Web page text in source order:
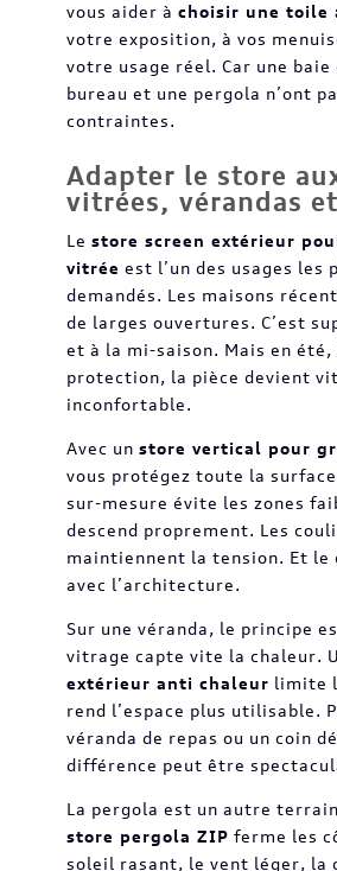
vous aider à choisir une toile
votre exposition, à vos
votre usage réel. Car une baie
bureau et une pergola n’ont
contraintes.
Adapter le store
vitrées, vérandas
Le store screen extérieur
vitrée est l’un des usages les
demandés. Les maisons
de larges ouvertures. C’est
et à la mi-saison. Mais en été,
protection, la pièce devient
inconfortable.
Avec un store vertical pour
vous protégez toute la
sur-mesure évite les zones
descend proprement. Les
maintiennent la tension. Et le
avec l’architecture.
Sur une véranda, le principe
vitrage capte vite la chaleur.
extérieur anti chaleur limite
rend l’espace plus utilisable.
véranda de repas ou un coin
différence peut être
La pergola est un autre
store pergola ZIP ferme les
soleil rasant, le vent léger, la